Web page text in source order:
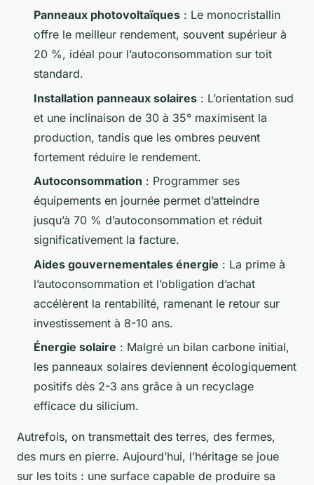
Panneaux photovoltaïques : Le monocristallin
offre le meilleur rendement, souvent supérieur à
20 %, idéal pour l’autoconsommation sur toit
standard.
Installation panneaux solaires : L’orientation sud
et une inclinaison de 30 à 35° maximisent la
production, tandis que les ombres peuvent
fortement réduire le rendement.
Autoconsommation : Programmer ses
équipements en journée permet d’atteindre
jusqu’à 70 % d’autoconsommation et réduit
significativement la facture.
Aides gouvernementales énergie : La prime à
l’autoconsommation et l’obligation d’achat
accélèrent la rentabilité, ramenant le retour sur
investissement à 8-10 ans.
Énergie solaire : Malgré un bilan carbone initial,
les panneaux solaires deviennent écologiquement
positifs dès 2-3 ans grâce à un recyclage
efficace du silicium.
Autrefois, on transmettait des terres, des fermes,
des murs en pierre. Aujourd’hui, l’héritage se joue
sur les toits : une surface capable de produire sa